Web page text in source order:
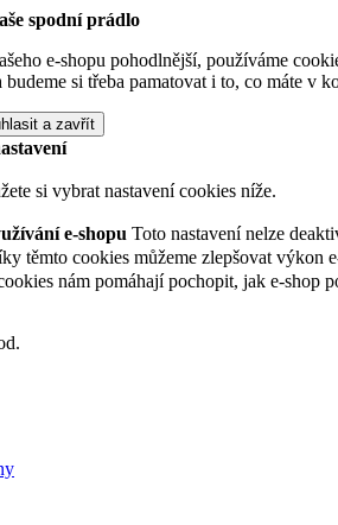
spodní prádlo
e-shopu pohodlnější, používáme
si třeba pamatovat i to, co máte v
a zavřít
si vybrat nastavení cookies níže.
e-shopu Toto nastavení nelze
těmto cookies můžeme zlepšovat výkon
nám pomáhají pochopit, jak e-shop